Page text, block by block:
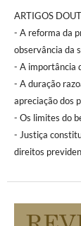
ARTIGOS
- A reforma da
observância da
- A importância
- A duração
apreciação dos
- Os limites do
- Justiça
direitos